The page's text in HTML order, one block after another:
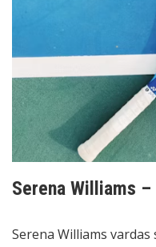
Serena Williams
Serena Williams